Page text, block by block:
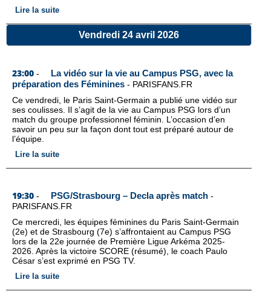
Lire la suite
Vendredi 24 avril 2026
23:00 -
La vidéo sur la vie au Campus PSG, avec la
préparation des Féminines - PARISFANS.FR
Ce vendredi, le Paris Saint-Germain a publié une vidéo sur
ses coulisses. Il s’agit de la vie au Campus PSG lors d’un
match du groupe professionnel féminin. L’occasion d’en
savoir un peu sur la façon dont tout est préparé autour de
l’équipe.
Lire la suite
19:30 - PSG/Strasbourg – Decla après match -
PARISFANS.FR
Ce mercredi, les équipes féminines du Paris Saint-Germain
(2e) et de Strasbourg (7e) s’affrontaient au Campus PSG
lors de la 22e journée de Première Ligue Arkéma 2025-
2026. Après la victoire SCORE (résumé), le coach Paulo
César s’est exprimé en PSG TV.
Lire la suite